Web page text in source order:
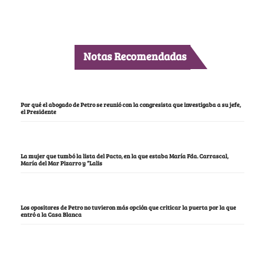
Notas Recomendadas
Por qué el abogado de Petro se reunió con la congresista que investigaba a su jefe,
el Presidente
La mujer que tumbó la lista del Pacto, en la que estaba María Fda. Carrascal,
María del Mar Pizarro y “Lalis
Los opositores de Petro no tuvieron más opción que criticar la puerta por la que
entró a la Casa Blanca